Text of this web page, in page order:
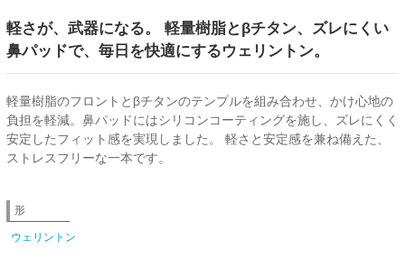
軽さが、武器になる。 軽量樹脂とβチタン、ズレにくい
鼻パッドで、毎日を快適にするウェリントン。
軽量樹脂のフロントとβチタンのテンプルを組み合わせ、かけ心地の
負担を軽減。鼻パッドにはシリコンコーティングを施し、ズレにくく
安定したフィット感を実現しました。 軽さと安定感を兼ね備えた、
ストレスフリーな一本です。
形
ウェリントン